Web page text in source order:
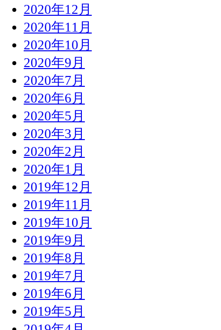
2020年12月
2020年11月
2020年10月
2020年9月
2020年7月
2020年6月
2020年5月
2020年3月
2020年2月
2020年1月
2019年12月
2019年11月
2019年10月
2019年9月
2019年8月
2019年7月
2019年6月
2019年5月